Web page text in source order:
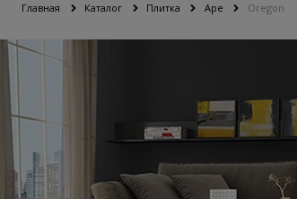
Главная Каталог Плитка Ape Oregon